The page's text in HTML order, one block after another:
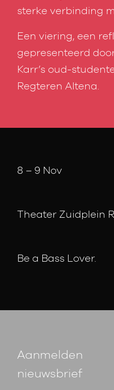
sterke verbinding
Een viering, een
gepresenteerd
Karr’s oud-
Regteren Altena.
8 – 9 Nov
Theater Zuidplein
Be a Bass Lover.
Aanmelden
nieuwsbrief